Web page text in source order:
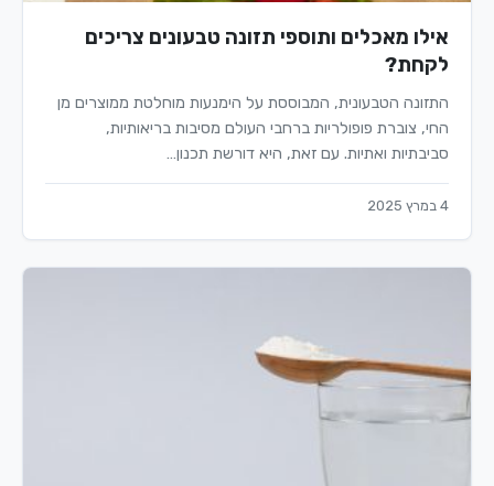
אילו מאכלים ותוספי תזונה טבעונים צריכים
לקחת?
התזונה הטבעונית, המבוססת על הימנעות מוחלטת ממוצרים מן
החי, צוברת פופולריות ברחבי העולם מסיבות בריאותיות,
סביבתיות ואתיות. עם זאת, היא דורשת תכנון…
4 במרץ 2025